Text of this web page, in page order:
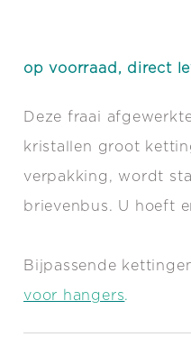
op voorraad, direct
Deze fraai
kristallen groot
verpakking, wordt
brievenbus. U hoeft
Bijpassende
voor hangers.